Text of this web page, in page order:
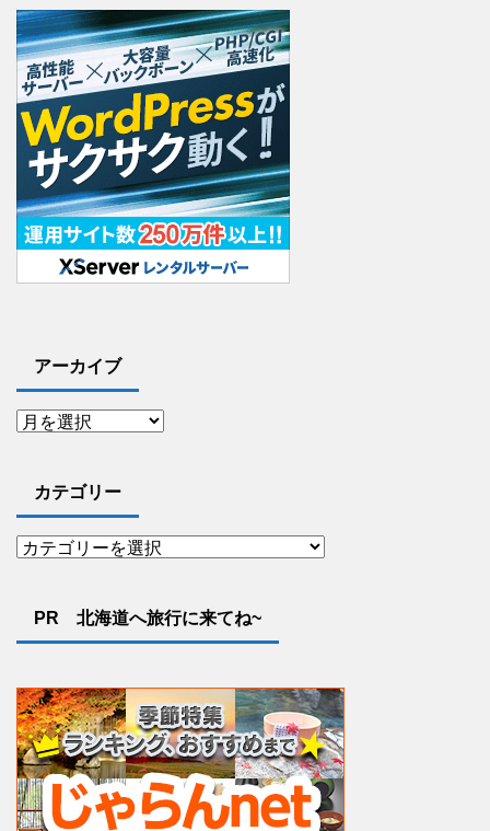
アーカイブ
カテゴリー
PR 北海道へ旅行に来てね~